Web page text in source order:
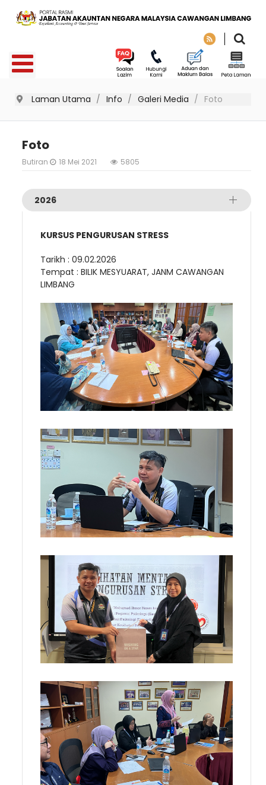
Laman Utama Info Galeri Media Foto
Foto
Butiran 18 Mei 2021 5805
2026
KURSUS PENGURUSAN STRESS
Tarikh : 09.02.2026
Tempat : BILIK MESYUARAT, JANM CAWANGAN
LIMBANG